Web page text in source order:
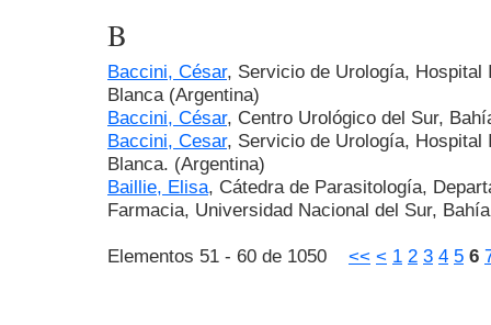
B
Baccini, César, Servicio de Urología, Hospital
Blanca (Argentina)
Baccini, César, Centro Urológico del Sur,
Baccini, Cesar, Servicio de Urología, Hospital
Blanca. (Argentina)
Baillie, Elisa, Cátedra de Parasitología,
Farmacia, Universidad Nacional del Sur,
Elementos 51 - 60 de 1050 << < 1 2 3 4 5 6